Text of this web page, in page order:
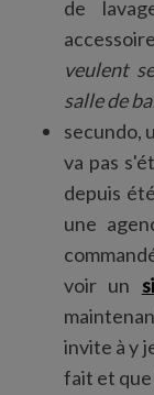
de
veulent
salle de
secundo,
va pas
depuis
une
voir un
invite à y
fait et que